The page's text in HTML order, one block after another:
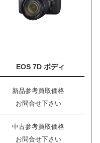
EOS 7D ボディ
新品参考買取価格
お問合せ下さい
中古参考買取価格
お問合せ下さい